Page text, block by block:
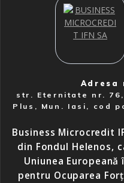
Adresa
str. Eternitate nr.
Plus, Mun. Iasi, cod
Business Microcredit
din Fondul Helenos,
Uniunea
pentru Ocuparea